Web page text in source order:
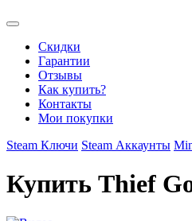
Скидки
Гарантии
Отзывы
Как купить?
Контакты
Мои покупки
Steam Ключи Steam Аккаунты
Купить Thief